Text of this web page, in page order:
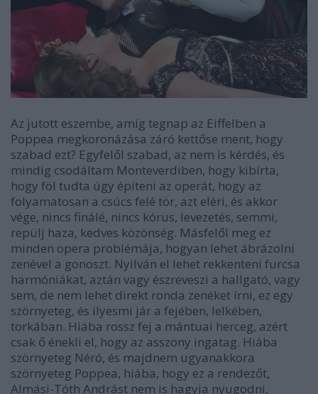
Az jutott eszembe, amíg tegnap az Eiffelben a
Poppea megkoronázása záró kettőse ment, hogy
szabad ezt? Egyfelől szabad, az nem is kérdés, és
mindig csodáltam Monteverdiben, hogy kibírta,
hogy föl tudta úgy építeni az operát, hogy az
folyamatosan a csúcs felé tör, azt eléri, és akkor
vége, nincs finálé, nincs kórus, levezetés, semmi,
repülj haza, kedves közönség. Másfelől meg ez
minden opera problémája, hogyan lehet ábrázolni
zenével a gonoszt. Nyilván el lehet rekkenteni furcsa
harmóniákat, aztán vagy észreveszi a hallgató, vagy
sem, de nem lehet direkt ronda zenéket írni, ez egy
szörnyeteg, és ilyesmi jár a fejében, lelkében,
torkában. Hiába rossz fej a mántuai herceg, azért
csak ő énekli el, hogy az asszony ingatag. Hiába
szörnyeteg Néró, és majdnem ugyanakkora
szörnyeteg Poppea, hiába, hogy ez a rendezőt,
Almási-Tóth Andrást nem is hagyja nyugodni,